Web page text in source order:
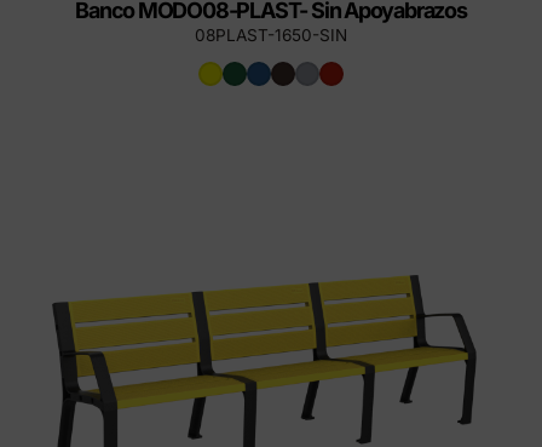
Banco MODO08-PLAST- Sin Apoyabrazos
08PLAST-1650-SIN